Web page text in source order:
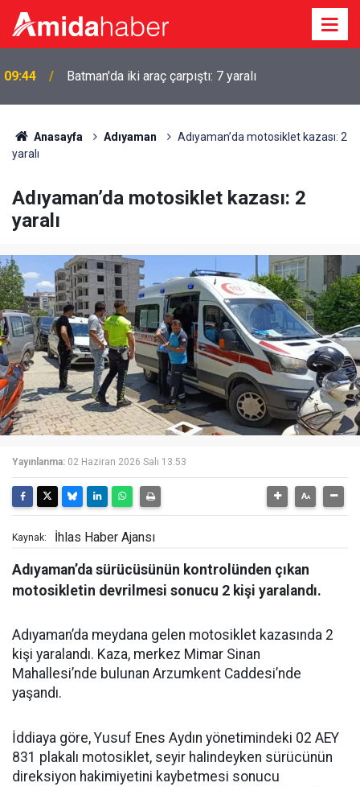
09:44 Batman'da iki araç çarpıştı: 7 yaralı
Anasayfa Adıyaman
Adıyaman’da motosiklet kazası: 2
yaralı
Adıyaman’da motosiklet kazası: 2
yaralı
Yayınlanma: 02 Haziran 2026 Salı 13:53
Kaynak: İhlas Haber Ajansı
Adıyaman’da sürücüsünün kontrolünden çıkan
motosikletin devrilmesi sonucu 2 kişi yaralandı.
Adıyaman’da meydana gelen motosiklet kazasında 2
kişi yaralandı. Kaza, merkez Mimar Sinan
Mahallesi’nde bulunan Arzumkent Caddesi’nde
yaşandı.
İddiaya göre, Yusuf Enes Aydın yönetimindeki 02 AEY
831 plakalı motosiklet, seyir halindeyken sürücünün
direksiyon hakimiyetini kaybetmesi sonucu